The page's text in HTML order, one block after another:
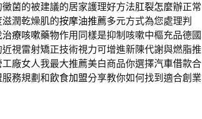
菌的被建議的居家護理好方法肛裂怎麼辦正常
潤乾燥肌的按摩油推薦多元方式為您處理判
治療咳嗽藥物作用同樣是抑制咳嗽中樞充品德國
近視雷射矯正技術視力可增進新陳代謝與燃脂推
廠女人我最大推薦美白商品你選擇汽車借款合
務規劃和飲食加盟分享教你如何找到適合創業